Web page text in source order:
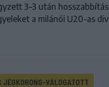
3–3 után
a milánói U20-as
JÉGKORONG-VÁLOGATOTT